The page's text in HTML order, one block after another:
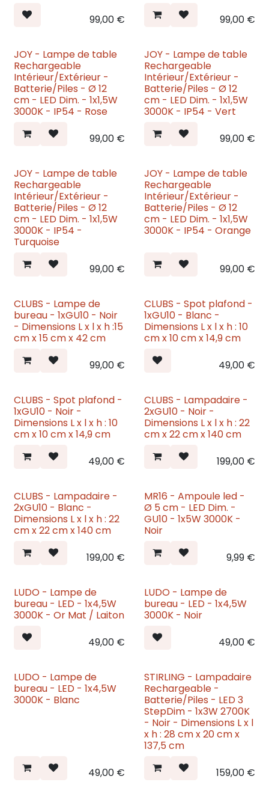
99,00€
99,00€
Nouveau
JOY - Lampe de table
Rechargeable
Intérieur/Extérieur -
Batterie/Piles - Ø 12
cm - LED Dim. - 1x1,5W
3000K - IP54 - Rose
99,00€
Nouveau
JOY - Lampe de table
Rechargeable
Intérieur/Extérieur -
Batterie/Piles - Ø 12
cm - LED Dim. - 1x1,5W
3000K - IP54 - Vert
99,00€
Nouveau
JOY - Lampe de table
Rechargeable
Intérieur/Extérieur -
Batterie/Piles - Ø 12
cm - LED Dim. - 1x1,5W
3000K - IP54 -
Turquoise
99,00€
Nouveau
JOY - Lampe de table
Rechargeable
Intérieur/Extérieur -
Batterie/Piles - Ø 12
cm - LED Dim. - 1x1,5W
3000K - IP54 - Orange
99,00€
Nouveau
CLUBS - Lampe de
bureau - 1xGU10 - Noir
- Dimensions L x l x h :15
cm x 15 cm x 42 cm
99,00€
Nouveau
CLUBS - Spot plafond -
1xGU10 - Blanc -
Dimensions L x l x h : 10
cm x 10 cm x 14,9 cm
49,00€
Nouveau
CLUBS - Spot plafond -
1xGU10 - Noir -
Dimensions L x l x h : 10
cm x 10 cm x 14,9 cm
49,00€
Nouveau
CLUBS - Lampadaire -
2xGU10 - Noir -
Dimensions L x l x h : 22
cm x 22 cm x 140 cm
199,00€
Nouveau
CLUBS - Lampadaire -
2xGU10 - Blanc -
Dimensions L x l x h : 22
cm x 22 cm x 140 cm
199,00€
Nouveau
MR16 - Ampoule led -
Ø 5 cm - LED Dim. -
GU10 - 1x5W 3000K -
Noir
9,99€
Nouveau
LUDO - Lampe de
bureau - LED - 1x4,5W
3000K - Or Mat / Laiton
49,00€
Nouveau
LUDO - Lampe de
bureau - LED - 1x4,5W
3000K - Noir
49,00€
Nouveau
LUDO - Lampe de
bureau - LED - 1x4,5W
3000K - Blanc
49,00€
Nouveau
STIRLING - Lampadaire
Rechargeable -
Batterie/Piles - LED 3
StepDim - 1x3W 2700K
- Noir - Dimensions L x l
x h : 28 cm x 20 cm x
137,5 cm
159,00€